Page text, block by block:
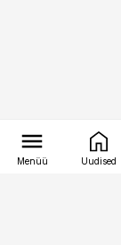
Menüü Uudised